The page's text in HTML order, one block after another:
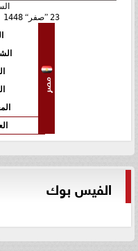
23 صفر 1448 هـ
مصر
الفيس بوك